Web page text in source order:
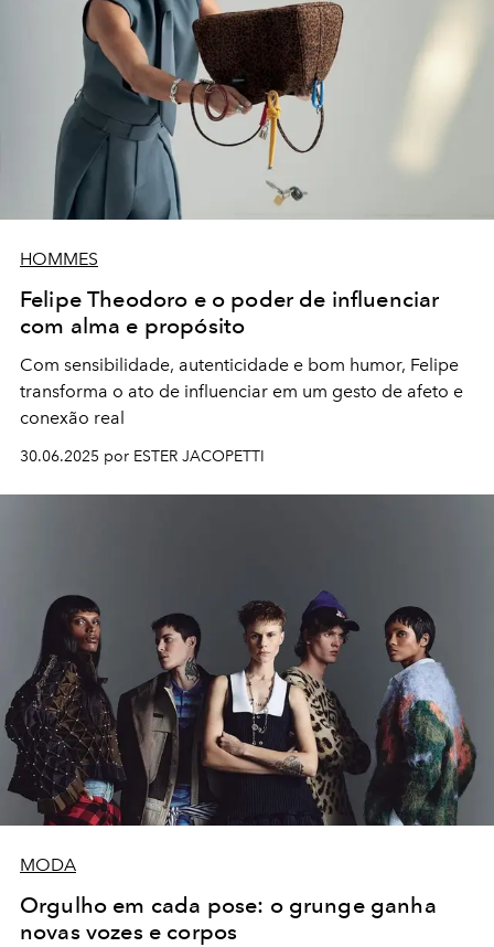
HOMMES
Felipe Theodoro e o poder de influenciar
com alma e propósito
Com sensibilidade, autenticidade e bom humor, Felipe
transforma o ato de influenciar em um gesto de afeto e
conexão real
30.06.2025 por ESTER JACOPETTI
MODA
Orgulho em cada pose: o grunge ganha
novas vozes e corpos